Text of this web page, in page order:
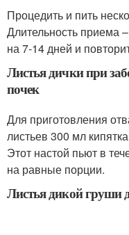
Процедить и пить
Длительность приема
на 7-14 дней и
Листья дички при
почек
Для приготовления
листьев 300 мл
Этот настой пьют в
на равные порции.
Листья дикой груши